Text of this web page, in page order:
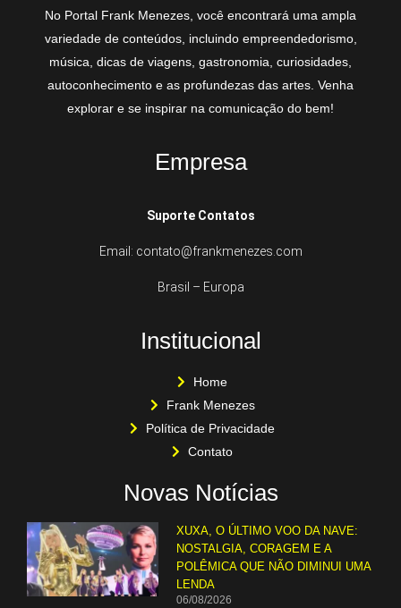
No Portal Frank Menezes, você encontrará uma ampla
variedade de conteúdos, incluindo empreendedorismo,
música, dicas de viagens, gastronomia, curiosidades,
autoconhecimento e as profundezas das artes. Venha
explorar e se inspirar na comunicação do bem!
Empresa
Suporte Contatos
Email: contato@frankmenezes.com
Brasil – Europa
Institucional
Home
Frank Menezes
Política de Privacidade
Contato
Novas Notícias
XUXA, O ÚLTIMO VOO DA NAVE:
NOSTALGIA, CORAGEM E A
POLÊMICA QUE NÃO DIMINUI UMA
LENDA
06/08/2026